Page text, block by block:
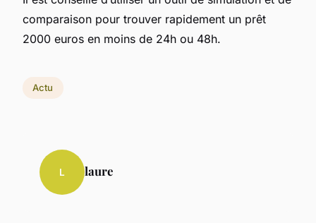
comparaison pour trouver rapidement un prêt
2000 euros en moins de 24h ou 48h.
Actu
L laure